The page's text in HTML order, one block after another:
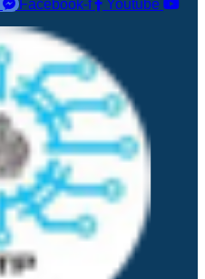
Facebook-f Youtube